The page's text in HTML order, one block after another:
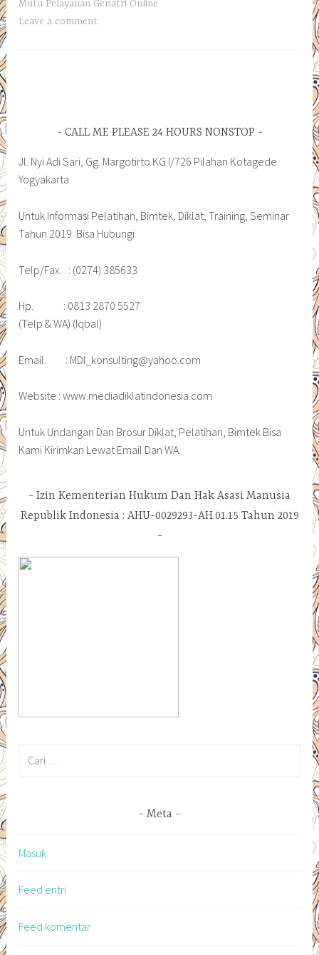
Mutu Pelayanan Geriatri Online
Leave a comment
CALL ME PLEASE 24 HOURS NONSTOP
Jl. Nyi Adi Sari, Gg. Margotirto KG.I/726 Pilahan Kotagede
Yogyakarta
Untuk Informasi Pelatihan, Bimtek, Diklat, Training, Seminar
Tahun 2019 Bisa Hubungi
Telp/Fax. : (0274) 385633
Hp. : 0813 2870 5527
(Telp & WA) (Iqbal)
Email. : MDI_konsulting@yahoo.com
Website : www.mediadiklatindonesia.com
Untuk Undangan Dan Brosur Diklat, Pelatihan, Bimtek Bisa
Kami Kirimkan Lewat Email Dan WA.
Izin Kementerian Hukum Dan Hak Asasi Manusia
Republik Indonesia : AHU-0029293-AH.01.15 Tahun 2019
Meta
Masuk
Feed entri
Feed komentar